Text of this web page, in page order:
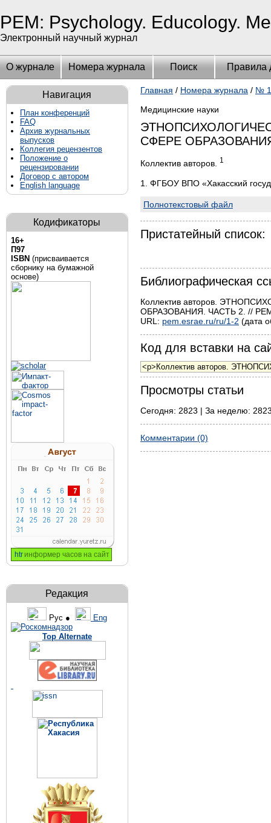
PEM: Psychology. Educology.
Электронный научный журнал
О журнале Номера журнала Поиск Правила
Навигация
План конференций
FAQ
Архив журнальных
выпусков
Коллегия рецензентов
Положение о
рецензировании
Договор с автором
English language
Кодификаторы
16+
П97
ISBN (присваивается
сборнику на бумажной
основе)
информер часов на сайт
Редакция
Рус ● Eng
Top Alternate
Главная / Номера журнала / №
Медицинские науки
СФЕРЕ
Коллектив авторов. 1
1. ФГБОУ ВПО «Хакасский
Полнотекстовый файл
Пристатейный список:
Библиографическая
Коллектив авторов.
ОБРАЗОВАНИЯ. ЧАСТЬ 2. //
URL: pem.esrae.ru/ru/1-2 (дата
Код для вставки на
Просмотры статьи
Сегодня: 2823 | За неделю:
Комментарии (0)